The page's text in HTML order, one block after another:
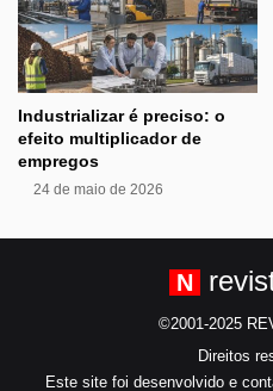
Industrializar é preciso: o
efeito multiplicador de
empregos
24 de maio de 2026
N
©2001-2025
Direitos
Este site foi desenvolvido e